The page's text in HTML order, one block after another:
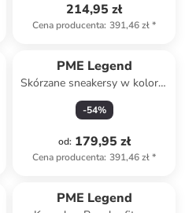
214,95 zł
Cena producenta: 391,46 zł*
PME Legend
Skórzane sneakersy w kolorze
białym
-54%
od: 179,95 zł
Cena producenta: 391,46 zł*
PME Legend